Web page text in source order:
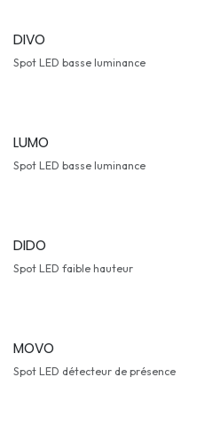
DIVO
Spot LED basse luminance
LUMO
Spot LED basse luminance
DIDO
Spot LED faible hauteur
MOVO
Spot LED détecteur de présence